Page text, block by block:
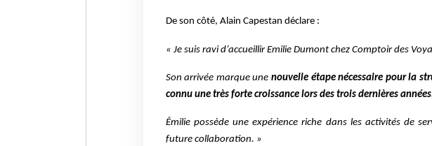
De son côté, Alain Capestan déclare :
« Je suis ravi d’accueillir Emilie Dumont chez Comptoir des
Son arrivée marque unenouvelle étape nécessaire pour la
connu une très forte croissance lors des trois dernières
Émilie possède une expérience riche dans les activités de
future collaboration. »